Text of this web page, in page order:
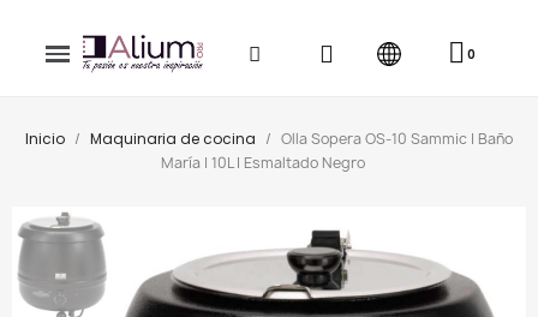
Inicio Maquinaria de cocina
Olla Sopera OS-10 Sammic | Baño
María | 10L | Esmaltado Negro